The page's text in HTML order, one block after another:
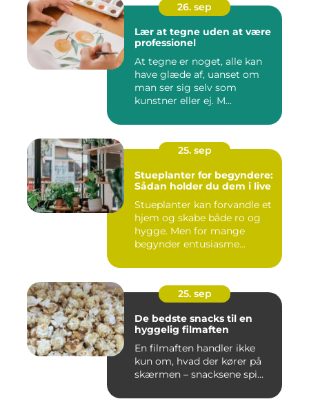
26. sep
Lær at tegne uden at være
professionel
At tegne er noget, alle kan
have glæde af, uanset om
man ser sig selv som
kunstner eller ej. M...
25. sep
Stueplanter for begyndere:
Sådan holder du dem i live
Stueplanter kan forvandle et
hjem og skabe både ro og
hygge. Men for mange
begynder entusiasme...
25. sep
De bedste snacks til en
hyggelig filmaften
En filmaften handler ikke
kun om, hvad der kører på
skærmen – snacksene spi...